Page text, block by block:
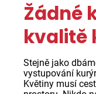
Žádné
kvalitě
Stejně jako
vystupování
Květiny musí